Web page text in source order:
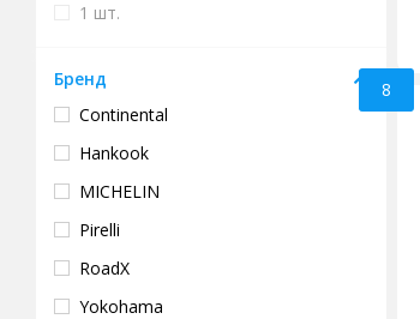
1 шт.
Бренд
Continental
Hankook
MICHELIN
Pirelli
RoadX
Yokohama
8